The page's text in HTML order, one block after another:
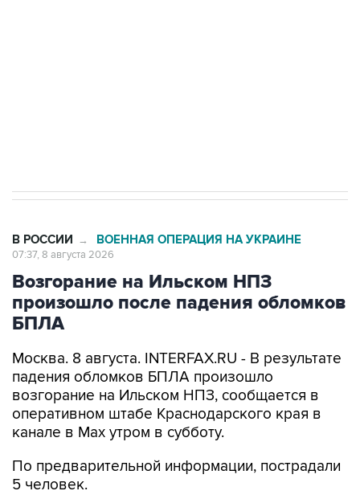
В РОССИИ → ВОЕННАЯ ОПЕРАЦИЯ НА УКРАИНЕ
07:37, 8 августа 2026
Возгорание на Ильском НПЗ
произошло после падения обломков
БПЛА
Москва. 8 августа. INTERFAX.RU - В результате
падения обломков БПЛА произошло
возгорание на Ильском НПЗ, сообщается в
оперативном штабе Краснодарского края в
канале в Max утром в субботу.
По предварительной информации, пострадали
5 человек.